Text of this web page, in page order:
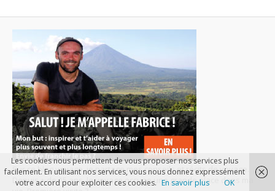
Sur ce blog voyage, je partage mes conseils et récits de voyage.
Depuis + de 15 ans, le voyage occupe une grande place dans ma
Les cookies nous permettent de vous proposer nos services plus
facilement. En utilisant nos services, vous nous donnez expressément
votre accord pour exploiter ces cookies. En savoir plus OK